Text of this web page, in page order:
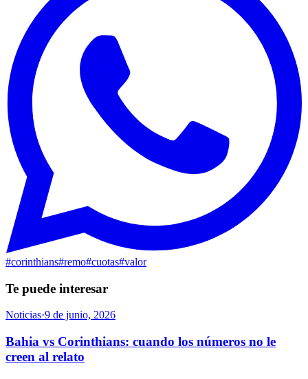
#corinthians#remo#cuotas#valor
Te puede interesar
Noticias·9 de junio, 2026
Bahia vs Corinthians: cuando los números no le
creen al relato